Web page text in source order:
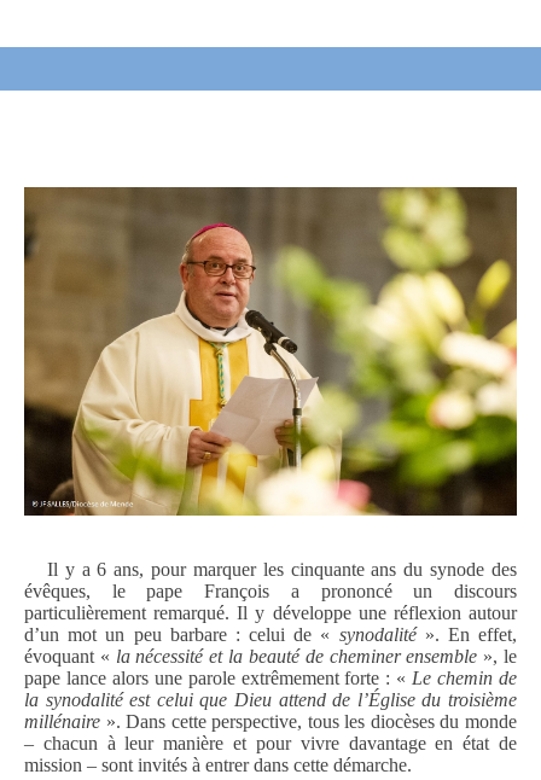
Il y a 6 ans, pour marquer les cinquante ans du synode des
évêques, le pape François a prononcé un discours
particulièrement remarqué. Il y développe une réflexion autour
d’un mot un peu barbare : celui de « synodalité». En effet,
évoquant « la nécessité et la beauté de cheminer ensemble », le
pape lance alors une parole extrêmement forte : « Le chemin de
la synodalitéest celui que Dieu attend de l’Église du troisième
millénaire ». Dans cette perspective, tous les diocèses du monde
– chacun à leur manière et pour vivre davantage en état de
mission – sont invités à entrer dans cette démarche.